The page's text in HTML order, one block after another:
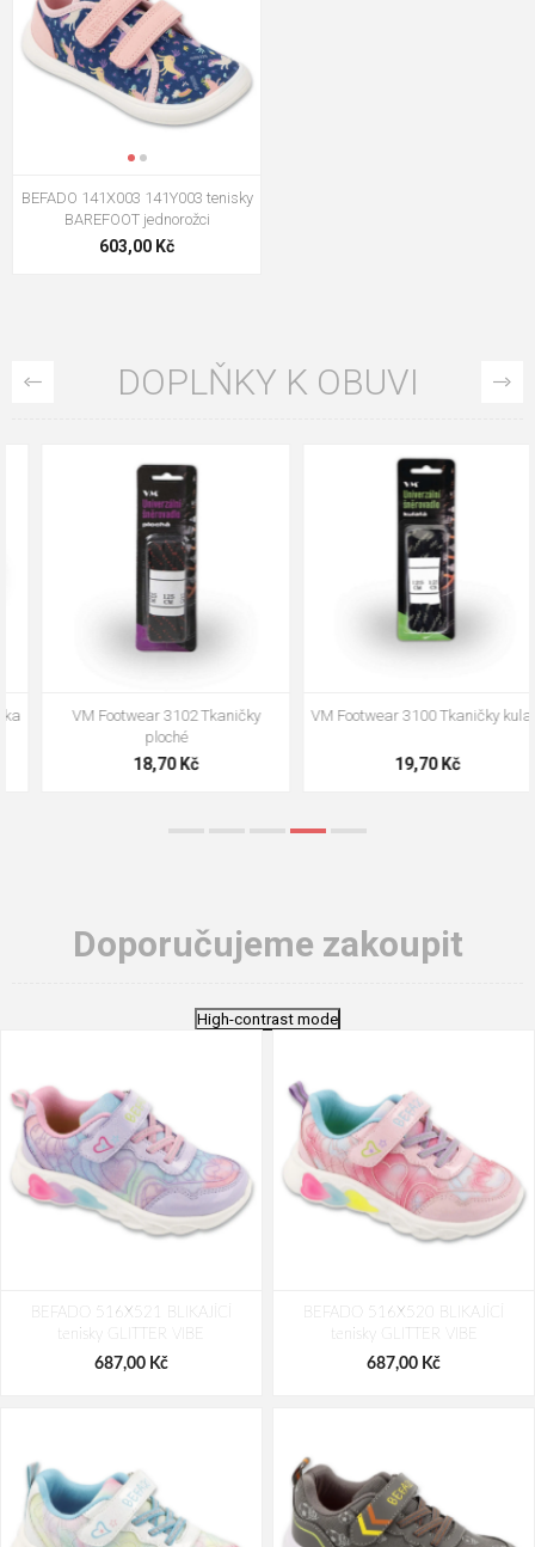
BEFADO 141X003 141Y003 tenisky
BAREFOOT jednorožci
603,00 Kč
DOPLŇKY K OBUVI
VM Footwear 3100 Tkaničky kulaté
19,70 Kč
VM Footwear 3000 Vkládací
105,00 Kč
Doporučujeme zakoupit
High-contrast mode
BEFADO 516X521 BLIKAJÍCÍ
tenisky GLITTER VIBE
687,00 Kč
BEFADO 516X520 BLIKAJÍCÍ
tenisky GLITTER VIBE
687,00 Kč